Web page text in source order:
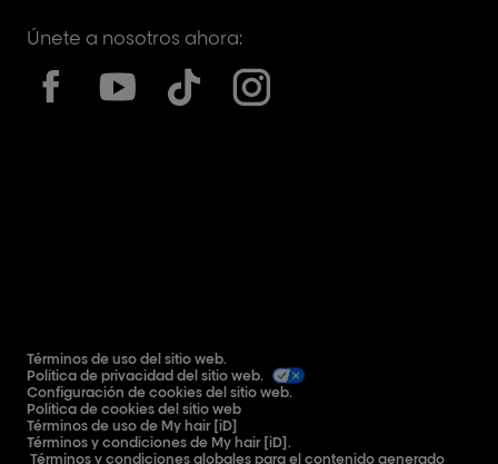
Únete a nosotros ahora:
Términos de uso del sitio web.
Política de privacidad del sitio web.
Configuración de cookies del sitio web.
Política de cookies del sitio web
Términos de uso de My hair [iD]
Términos y condiciones de My hair [iD].
Términos y condiciones globales para el contenido generado